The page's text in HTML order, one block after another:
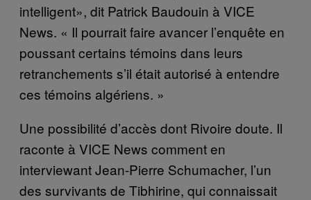
intelligent», dit Patrick Baudouin à VICE
News. « Il pourrait faire avancer l’enquête en
poussant certains témoins dans leurs
retranchements s’il était autorisé à entendre
ces témoins algériens. »
Une possibilité d’accès dont Rivoire doute. Il
raconte à VICE News comment en
interviewant Jean-Pierre Schumacher, l’un
des survivants de Tibhirine, qui connaissait